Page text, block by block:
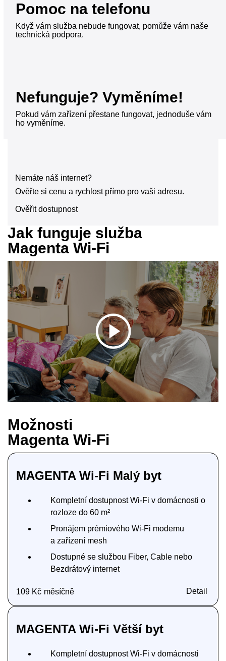
Pomoc na telefonu
Když vám služba nebude fungovat, pomůže vám naše
technická podpora.
Nefunguje? Vyměníme!
Pokud vám zařízení přestane fungovat, jednoduše vám
ho vyměníme.
Nemáte náš internet?
Ověřte si cenu a rychlost přímo pro vaši adresu.
Ověřit dostupnost
Jak funguje služba
Magenta Wi-Fi
Možnosti
Magenta Wi-Fi
MAGENTA Wi‑Fi Malý byt
Kompletní dostupnost Wi‑Fi v domácnosti o
rozloze do 60 m²
Pronájem prémiového Wi-Fi modemu
a zařízení mesh
Dostupné se službou Fiber, Cable nebo
Bezdrátový internet
109 Kč měsíčně Detail
MAGENTA Wi‑Fi Větší byt
Kompletní dostupnost Wi‑Fi v domácnosti